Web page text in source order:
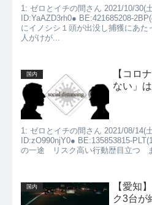
1: ゼロとイチの間さん 2021/10/30(
ID:YaAZD3rh0● BE:421685208-
にイノシシ１頭が出没し捕獲にあた
人がけが...
国内
【コロ
ない」
1: ゼロとイチの間さん 2021/08/14(
ID:zO990njY0● BE:135853815-
の一途 リスク高い行動歴目立つ
国内
【愛知
ク3台が